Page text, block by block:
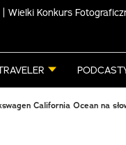
Wielki Konkurs
California Ocean na